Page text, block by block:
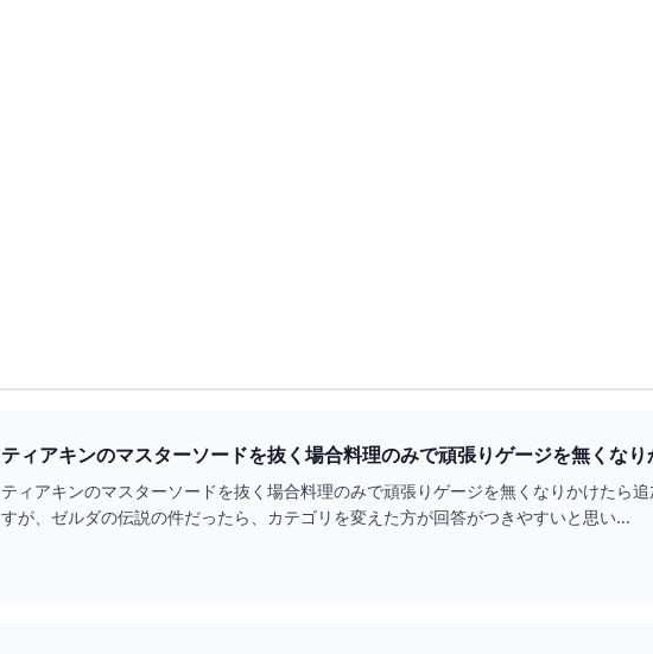
ティアキンのマスターソードを抜く場合料理のみで頑張りゲージを無くな
ティアキンのマスターソードを抜く場合料理のみで頑張りゲージを無くなりかけたら追加して抜くことは可能です
すが、ゼルダの伝説の件だったら、カテゴリを変えた方が回答がつきやすいと思い...